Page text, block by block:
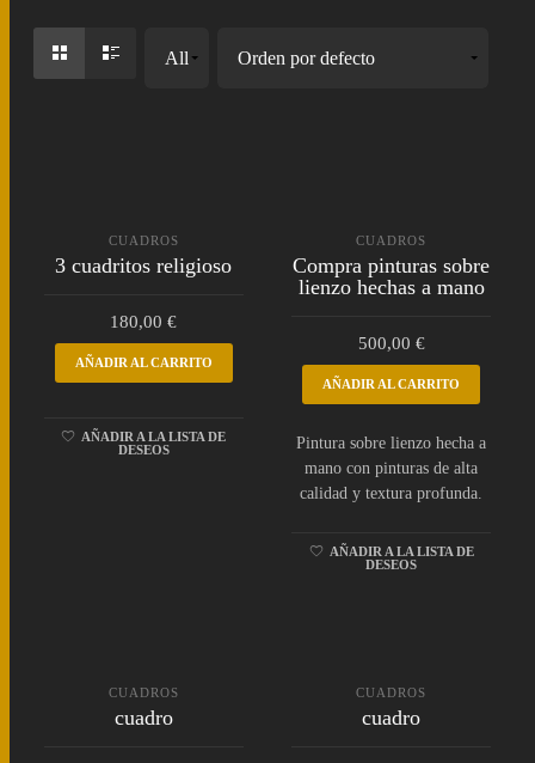
CUADROS
3 cuadritos religioso
180,00€
AÑADIR AL CARRITO
AÑADIR A LA LISTA DE
DESEOS
CUADROS
Compra pinturas sobre
lienzo hechas a mano
500,00 €
AÑADIR AL CARRITO
Pintura sobre lienzo hecha a
mano con pinturas de alta
calidad y textura profunda.
AÑADIR A LA LISTA DE
DESEOS
CUADROS
cuadro
CUADROS
cuadro